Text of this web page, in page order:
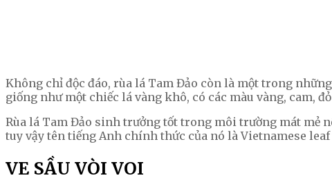
Không chỉ độc đáo, rùa lá Tam Đảo còn là một trong
giống như một chiếc lá vàng khô, có các màu vàng, cam,
Rùa lá Tam Đảo sinh trưởng tốt trong môi trường mát mẻ
tuy vậy tên tiếng Anh chính thức của nó là Vietnamese
VE SẦU VÒI VOI